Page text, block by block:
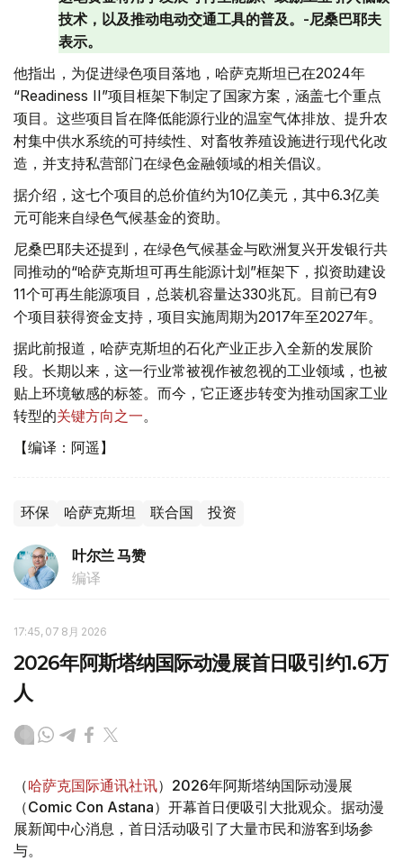
技术，以及推动电动交通工具的普及。-尼桑巴耶夫
表示。
他指出，为促进绿色项目落地，哈萨克斯坦已在2024年
“Readiness II”项目框架下制定了国家方案，涵盖七个重点
项目。这些项目旨在降低能源行业的温室气体排放、提升农
村集中供水系统的可持续性、对畜牧养殖设施进行现代化改
造，并支持私营部门在绿色金融领域的相关倡议。
据介绍，这七个项目的总价值约为10亿美元，其中6.3亿美
元可能来自绿色气候基金的资助。
尼桑巴耶夫还提到，在绿色气候基金与欧洲复兴开发银行共
同推动的“哈萨克斯坦可再生能源计划”框架下，拟资助建设
11个可再生能源项目，总装机容量达330兆瓦。目前已有9
个项目获得资金支持，项目实施周期为2017年至2027年。
据此前报道，哈萨克斯坦的石化产业正步入全新的发展阶
段。长期以来，这一行业常被视作被忽视的工业领域，也被
贴上环境敏感的标签。而今，它正逐步转变为推动国家工业
转型的关键方向之一。
【编译：阿遥】
环保 哈萨克斯坦 联合国 投资
叶尔兰 马赞
编译
17:45, 07 8月 2026
2026年阿斯塔纳国际动漫展首日吸引约1.6万
人
（哈萨克国际通讯社讯）2026年阿斯塔纳国际动漫展
（Comic Con Astana）开幕首日便吸引大批观众。据动漫
展新闻中心消息，首日活动吸引了大量市民和游客到场参
与。